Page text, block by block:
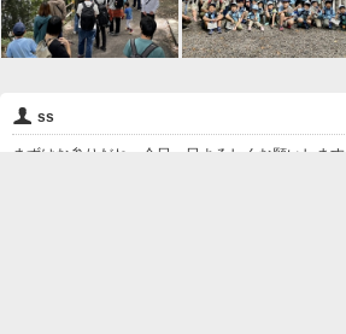
👤 ss
まずはお参りだね。今日一日よろしくお願いします